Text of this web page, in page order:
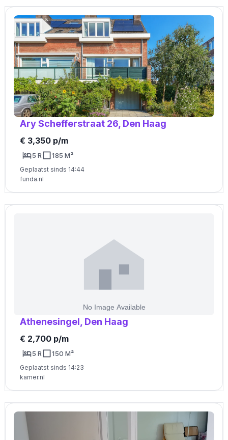
Ary Schefferstraat 26, Den Haag
€ 3,350 p/m
5 R 185 M²
Geplaatst sinds 14:44
funda.nl
Athenesingel, Den Haag
€ 2,700 p/m
5 R 150 M²
Geplaatst sinds 14:23
kamer.nl